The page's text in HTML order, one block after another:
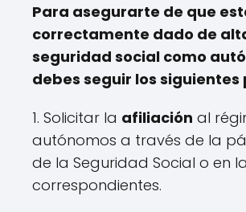
Para asegurarte de que
correctamente dado de
seguridad social como
debes seguir los siguientes
1. Solicitar la afiliación al
autónomos a través de la
de la Seguridad Social o en
correspondientes.